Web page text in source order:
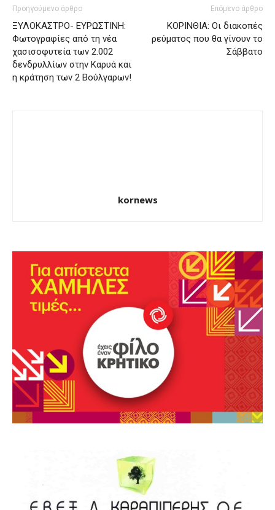
Προηγούμενο άρθρο
ΞΥΛΟΚΑΣΤΡΟ- ΕΥΡΩΣΤΙΝΗ:
Φωτογραφίες από τη νέα
χασισοφυτεία των 2.002
δενδρυλλίων στην Καρυά και
η κράτηση των 2 Βούλγαρων!
Επόμενο άρθρο
ΚΟΡΙΝΘΙΑ: Οι διακοπές
ρεύματος που θα γίνουν το
Σάββατο
kornews